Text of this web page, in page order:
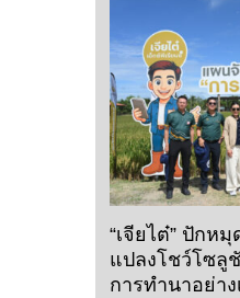
“เจียไต๋” ปักห
แปลงโชว์โซลู
การทำนาอย่า